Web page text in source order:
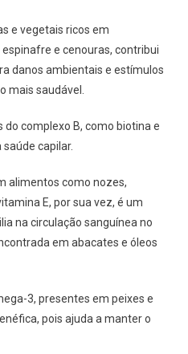
e vegetais ricos em
e cenouras, contribui
danos ambientais e estímulos
mais saudável.
complexo B, como biotina e
capilar.
alimentos como nozes,
E, por sua vez, é um
na circulação sanguínea no
em abacates e óleos
3, presentes em peixes e
pois ajuda a manter o